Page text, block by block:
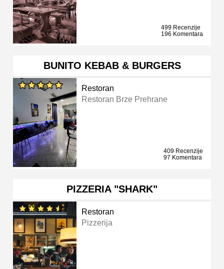
499 Recenzije
196 Komentara
BUNITO KEBAB & BURGERS
Restoran
Restoran Brze Prehrane
409 Recenzije
97 Komentara
PIZZERIA "SHARK"
Restoran
Pizzerija